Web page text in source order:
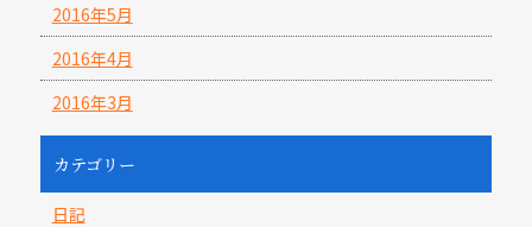
2016年5月
2016年4月
2016年3月
カテゴリー
日記